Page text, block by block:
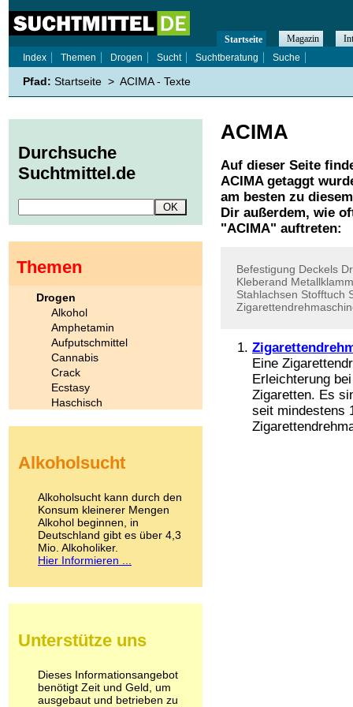
ACIMA
Auf dieser Seite
ACIMAgetaggt
am besten zu
Dir außerdem, wie
"ACIMA" auftreten:
Befestigung Deckels
Kleberand
Stahlachsen Stofftuch
Eine
Erleichterung
Zigaretten. Es
seit mindestens
Startseite Magazin
Index
Themen Drogen Sucht Suchtberatung Suche
Pfad: Startseite > ACIMA - Texte
Durchsuche
Suchtmittel.de
Themen
Drogen
Alkohol
Amphetamin
Aufputschmittel
Cannabis
Crack
Ecstasy
Haschisch
Kokain
LSD
Marihuana
Medikamente
Meskalin
Metamphetamin
Methadon
Pilze
Psychopharmaka
Schlafmittel
Schmerzmittel
Alkoholsucht
Alkoholsucht kann durch den
Konsum kleinerer Mengen
Alkohol beginnen, in
Deutschland gibt es über 4,3
Mio. Alkoholiker.
Hier Informieren ...
Unterstütze uns
Dieses Informationsangebot
benötigt Zeit und Geld, um
ausgebaut und betrieben zu